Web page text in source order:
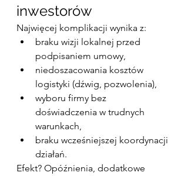
inwestorów
Najwięcej komplikacji wynika z:
braku wizji lokalnej przed
podpisaniem umowy,
niedoszacowania kosztów
logistyki (dźwig, pozwolenia),
wyboru firmy bez
doświadczenia w trudnych
warunkach,
braku wcześniejszej koordynacji
działań.
Efekt? Opóźnienia, dodatkowe